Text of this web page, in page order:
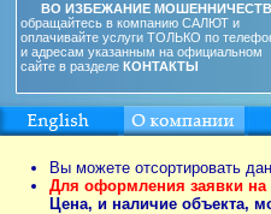
ВО ИЗБЕЖАНИЕ
обращайтесь в компанию САЛЮТ и
оплачивайте услуги ТОЛЬКО по
и адресам указанным на официальном
сайте в разделе КОНТАКТЫ
Вы можете отсортировать
Для оформления заявки на
Цена, и наличие объекта,